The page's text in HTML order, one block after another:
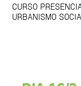
CURSO
URBANISMO